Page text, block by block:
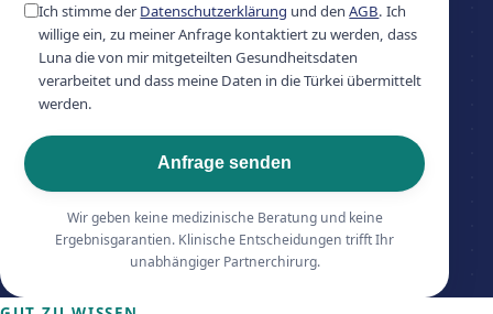
Ich stimme derDatenschutzerklärung und denAGB. Ich
willige ein, zu meiner Anfrage kontaktiert zu werden, dass
Luna die von mir mitgeteilten Gesundheitsdaten
verarbeitet und dass meine Daten in die Türkei übermittelt
werden.
Anfrage senden
Wir geben keine medizinische Beratung und keine
Ergebnisgarantien. Klinische Entscheidungen trifft Ihr
unabhängiger Partnerchirurg.